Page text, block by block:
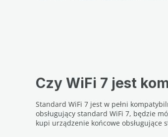
Czy WiFi 7 jest
Standard WiFi 7 jest w pełni
obsługujący standard WiFi 7, będzie
kupi urządzenie końcowe obsługujące